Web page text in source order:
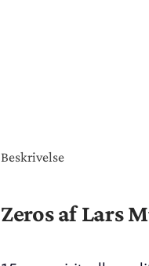
Beskrivelse
Zeros af Lars